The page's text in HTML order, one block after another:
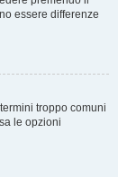
essere differenze
troppo comuni
le opzioni